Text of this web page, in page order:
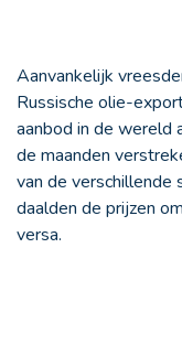
Aanvankelijk
Russische olie-
aanbod in de wereld
de maanden
van de verschillende
daalden de prijzen
versa.